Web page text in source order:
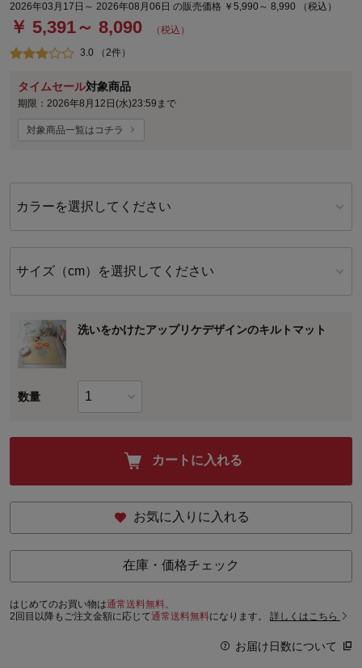
2026年03月17日～ 2026年08月06日 の販売価格 ￥5,990～ 8,990 （税込）
￥ 5,391～ 8,090 （税込）
3.0 （2件）
タイムセール対象商品
期限：2026年8月12日(水)23:59まで
対象商品一覧はコチラ
カラーを選択してください
サイズ（cm）を選択してください
洗いをかけたアップリケデザインのキルトマット
数量
カートに入れる
お気に入りに入れる
在庫・価格チェック
はじめてのお買い物は通常送料無料。
2回目以降もご注文金額に応じて通常送料無料になります。 詳しくはこちら
お届け日数について